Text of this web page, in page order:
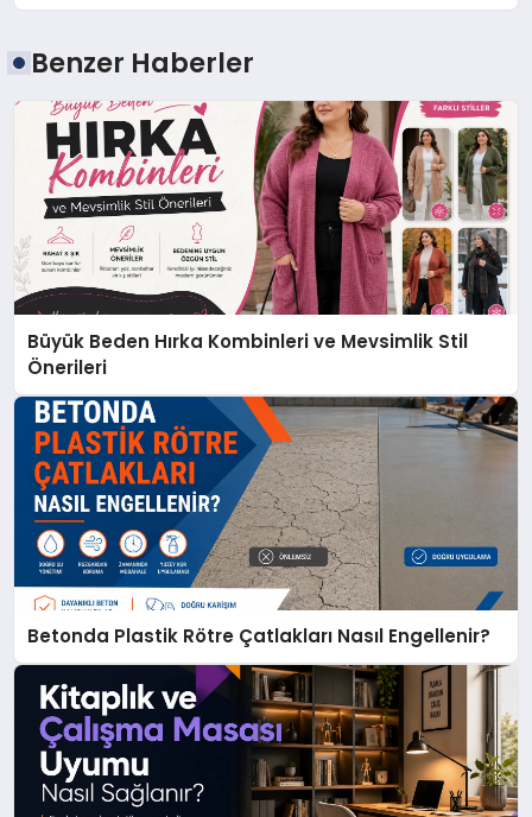
Benzer Haberler
Büyük Beden Hırka Kombinleri ve Mevsimlik Stil
Önerileri
Betonda Plastik Rötre Çatlakları Nasıl Engellenir?